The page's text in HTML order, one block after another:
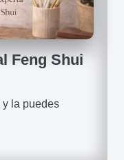
Feng Shui
y la puedes